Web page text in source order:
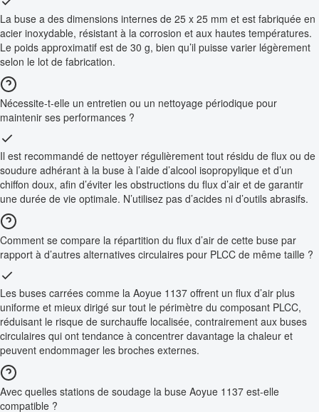
La buse a des dimensions internes de 25 x 25 mm et est fabriquée en
acier inoxydable, résistant à la corrosion et aux hautes températures.
Le poids approximatif est de 30 g, bien qu’il puisse varier légèrement
selon le lot de fabrication.
Nécessite-t-elle un entretien ou un nettoyage périodique pour
maintenir ses performances ?
Il est recommandé de nettoyer régulièrement tout résidu de flux ou de
soudure adhérant à la buse à l’aide d’alcool isopropylique et d’un
chiffon doux, afin d’éviter les obstructions du flux d’air et de garantir
une durée de vie optimale. N’utilisez pas d’acides ni d’outils abrasifs.
Comment se compare la répartition du flux d’air de cette buse par
rapport à d’autres alternatives circulaires pour PLCC de même taille ?
Les buses carrées comme la Aoyue 1137 offrent un flux d’air plus
uniforme et mieux dirigé sur tout le périmètre du composant PLCC,
réduisant le risque de surchauffe localisée, contrairement aux buses
circulaires qui ont tendance à concentrer davantage la chaleur et
peuvent endommager les broches externes.
Avec quelles stations de soudage la buse Aoyue 1137 est-elle
compatible ?